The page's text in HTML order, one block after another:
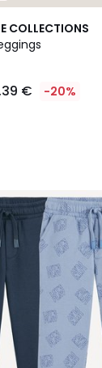
COLLECTIONS
€ -20%